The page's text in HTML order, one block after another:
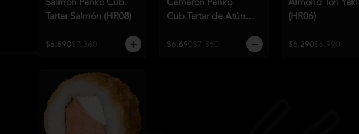
Salmón Panko Cub.
Tartar Salmón (HR08)
$6.890$7.360
Camarón Panko
Cub.Tartar de Atún
$6.690$7.360
Almond Tori Yaki
(HR06)
$6.290$6.990